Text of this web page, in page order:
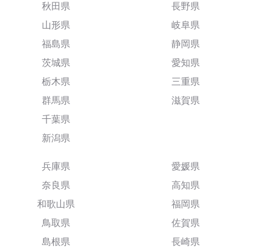
秋田県
山形県
福島県
茨城県
栃木県
群馬県
千葉県
新潟県
長野県
岐阜県
静岡県
愛知県
三重県
滋賀県
兵庫県
奈良県
和歌山県
鳥取県
島根県
愛媛県
高知県
福岡県
佐賀県
長崎県